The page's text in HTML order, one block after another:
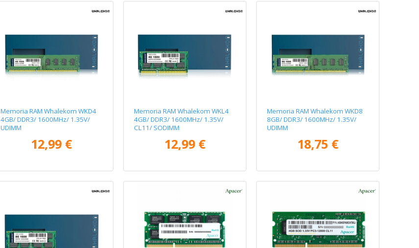
Memoria RAM Whalekom WKD4
4GB/ DDR3/ 1600MHz/ 1.35V/
UDIMM
12,99 €
Memoria RAM Whalekom WKL4
4GB/ DDR3/ 1600MHz/ 1.35V/
CL11/ SODIMM
12,99 €
Memoria RAM Whalekom WKD8
8GB/ DDR3/ 1600MHz/ 1.35V/
UDIMM
18,75 €